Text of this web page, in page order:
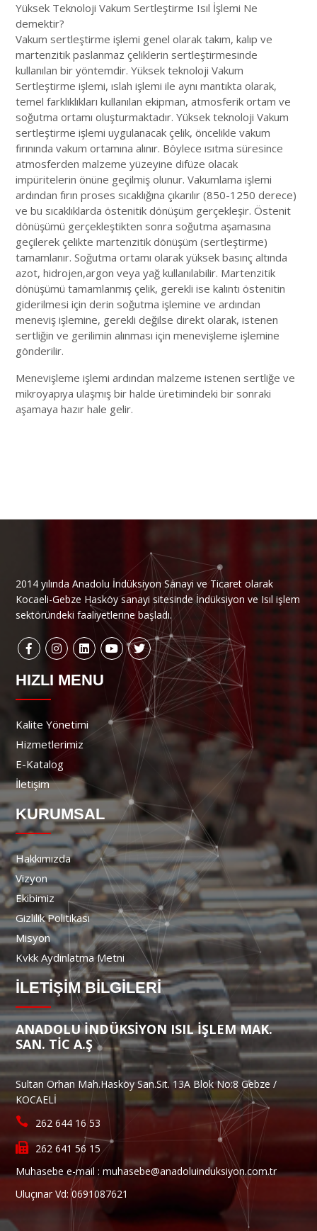
Yüksek Teknoloji Vakum Sertleştirme Isıl İşlemi Ne
demektir?
Vakum sertleştirme işlemi genel olarak takım, kalıp ve
martenzitik paslanmaz çeliklerin sertleştirmesinde
kullanılan bir yöntemdir. Yüksek teknoloji Vakum
Sertleştirme işlemi, ıslah işlemi ile aynı mantıkta olarak,
temel farklıklıkları kullanılan ekipman, atmosferik ortam ve
soğutma ortamı oluşturmaktadır. Yüksek teknoloji Vakum
sertleştirme işlemi uygulanacak çelik, öncelikle vakum
fırınında vakum ortamına alınır. Böylece ısıtma süresince
atmosferden malzeme yüzeyine difüze olacak
impüritelerin önüne geçilmiş olunur. Vakumlama işlemi
ardından fırın proses sıcaklığına çıkarılır (850-1250 derece)
ve bu sıcaklıklarda östenitik dönüşüm gerçekleşir. Östenit
dönüşümü gerçekleştikten sonra soğutma aşamasına
geçilerek çelikte martenzitik dönüşüm (sertleştirme)
tamamlanır. Soğutma ortamı olarak yüksek basınç altında
azot, hidrojen,argon veya yağ kullanılabilir. Martenzitik
dönüşümü tamamlanmış çelik, gerekli ise kalıntı östenitin
giderilmesi için derin soğutma işlemine ve ardından
meneviş işlemine, gerekli değilse direkt olarak, istenen
sertliğin ve gerilimin alınması için menevişleme işlemine
gönderilir.
Menevişleme işlemi ardından malzeme istenen sertliğe ve
mikroyapıya ulaşmış bir halde üretimindeki bir sonraki
aşamaya hazır hale gelir.
2014 yılında Anadolu İndüksiyon Sanayi ve Ticaret olarak
Kocaeli-Gebze Hasköy sanayi sitesinde İndüksiyon ve Isıl işlem
sektöründeki faaliyetlerine başladı.
HIZLI MENU
Kalite Yönetimi
Hizmetlerimiz
E-Katalog
İletişim
KURUMSAL
Hakkımızda
Vizyon
Ekibimiz
Gizlilik Politikası
Misyon
Kvkk Aydınlatma Metni
İLETİŞİM BİLGİLERİ
ANADOLU İNDÜKSİYON ISIL İŞLEM MAK.
SAN. TİC A.Ş
Sultan Orhan Mah.Hasköy San.Sit. 13A Blok No:8 Gebze /
KOCAELİ
262 644 16 53
262 641 56 15
Muhasebe e-mail : muhasebe@anadoluinduksiyon.com.tr
Uluçınar Vd: 0691087621